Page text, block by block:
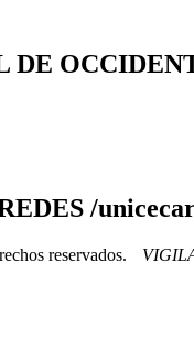
DE
/
reservados.